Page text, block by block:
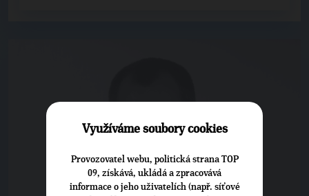
Využíváme soubory cookies
Provozovatel webu, politická strana TOP
09, získává, ukládá a zpracovává
informace o jeho uživatelích (např. síťové